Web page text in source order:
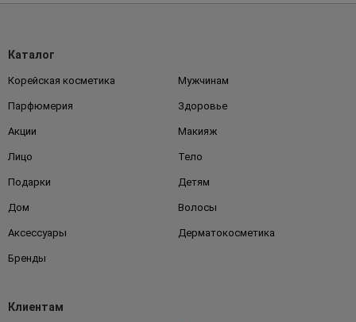
Каталог
Корейская косметика Мужчинам
Парфюмерия Здоровье
Акции Макияж
Лицо Тело
Подарки Детям
Дом Волосы
Аксессуары Дерматокосметика
Бренды
Клиентам